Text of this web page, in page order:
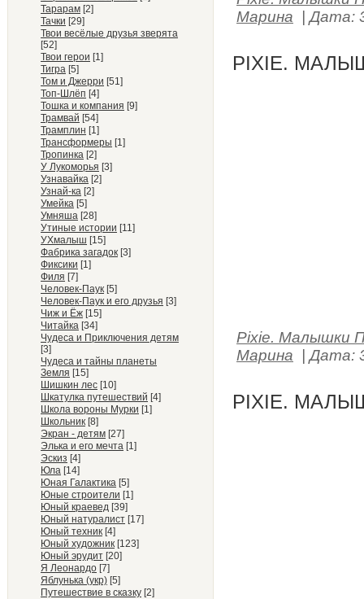
Тарарам [2]
Тачки [29]
Твои весёлые друзья зверята
[52]
Твои герои [1]
Тигра [5]
Том и Джерри [51]
Топ-Шлёп [4]
Тошка и компания [9]
Трамвай [54]
Трамплин [1]
Трансформеры [1]
Тропинка [2]
У Лукоморья [3]
Узнавайка [2]
Узнай-ка [2]
Умейка [5]
Умняша [28]
Утиные истории [11]
УХмалыш [15]
Фабрика загадок [3]
Фиксики [1]
Филя [7]
Человек-Паук [5]
Человек-Паук и его друзья [3]
Чиж и Ёж [15]
Читайка [34]
Чудеса и Приключения детям
[3]
Чудеса и тайны планеты
Земля [15]
Шишкин лес [10]
Шкатулка путешествий [4]
Школа вороны Мурки [1]
Школьник [8]
Экран - детям [27]
Элька и его мечта [1]
Эскиз [4]
Юла [14]
Юная Галактика [5]
Юные строители [1]
Юный краевед [39]
Юный натуралист [17]
Юный техник [4]
Юный художник [123]
Юный эрудит [20]
Я Леонардо [7]
Яблунька (укр) [5]
Путешествие в сказку [2]
Марина
|Дата:
PIXIE.
Pixie. Малышки
Марина
|Дата:
PIXIE.